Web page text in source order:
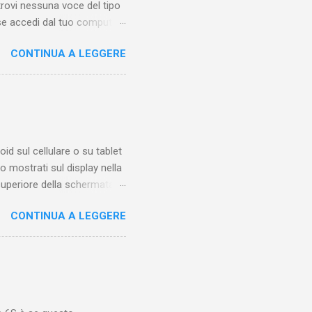
nessuna voce del tipo
accedi dal tuo computer
qualche tempo fa.
trovare questa funzione
questo "posto".
sotto ai video di altri
tempo una o più
CONTINUA A LEGGERE
sul cellulare o su tablet
mostrati sul display nella
della schermata
con posizione
relative alle
di una di queste
icone a destra
e la connessione
CONTINUA A LEGGERE